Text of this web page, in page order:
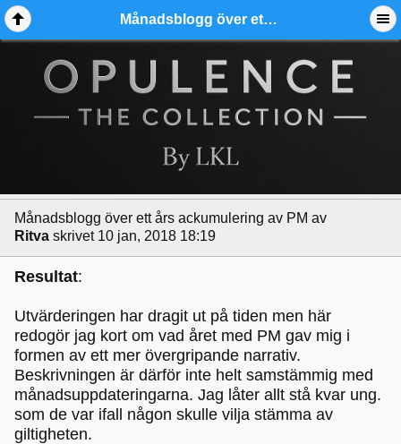
Månadsblogg över ett års ackumulering av PM - Ädelmetallforum
Månadsblogg över ett års ackumulering av PM av
Ritva skrivet 10 jan, 2018 18:19
Resultat:
Utvärderingen har dragit ut på tiden men här
redogör jag kort om vad året med PM gav mig i
formen av ett mer övergripande narrativ.
Beskrivningen är därför inte helt samstämmig med
månadsuppdateringarna. Jag låter allt stå kvar ung.
som de var ifall någon skulle vilja stämma av
giltigheten.